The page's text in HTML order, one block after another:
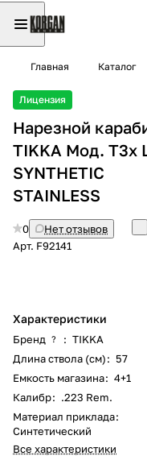
Главная Каталог
Лицензия
Нарезной
TIKKA Мод. T3x
SYNTHETIC
STAINLESS
0
Нет отзывов
Арт. F92141
Характеристики
Бренд ? : TIKKA
Длина ствола (см): 57
Емкость магазина: 4+1
Калибр: .223 Rem.
Материал приклада:
Синтетический
Все характеристики